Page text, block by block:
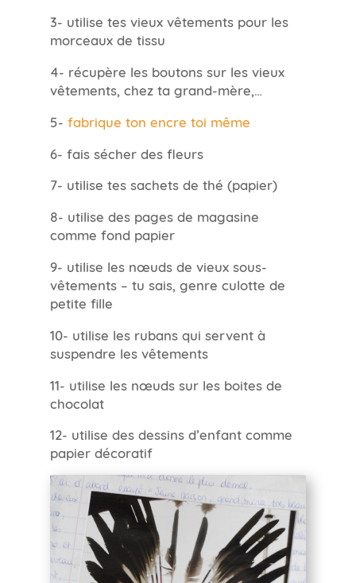
3- utilise tes vieux vêtements pour les
morceaux de tissu
4- récupère les boutons sur les vieux
vêtements, chez ta grand-mère,…
5- fabrique ton encre toi même
6- fais sécher des fleurs
7- utilise tes sachets de thé (papier)
8- utilise des pages de magasine
comme fond papier
9- utilise les nœuds de vieux sous-
vêtements – tu sais, genre culotte de
petite fille
10- utilise les rubans qui servent à
suspendre les vêtements
11- utilise les nœuds sur les boites de
chocolat
12- utilise des dessins d’enfant comme
papier décoratif